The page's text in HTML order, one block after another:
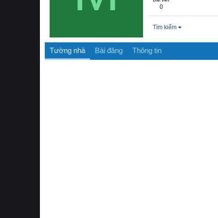
0
Tìm kiếm
Tường nhà Bài đăng Thông tin